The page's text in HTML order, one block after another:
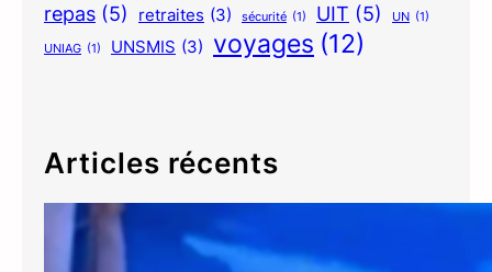
repas (5) retraites (3) sécurité (1) UIT (5) UN (1)
UNIAG (1) UNSMIS (3) voyages (12)
Articles récents